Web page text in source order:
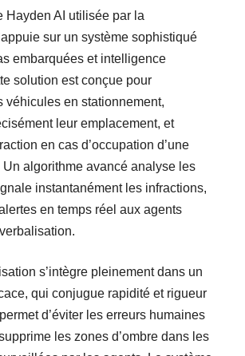
Hayden AI utilisée par la
sur un système sophistiqué
embarquées et intelligence
solution est conçue pour
véhicules en stationnement,
leur emplacement, et
en cas d’occupation d’une
algorithme avancé analyse les
instantanément les infractions,
en temps réel aux agents
s’intègre pleinement dans un
qui conjugue rapidité et rigueur
d’éviter les erreurs humaines
les zones d’ombre dans les